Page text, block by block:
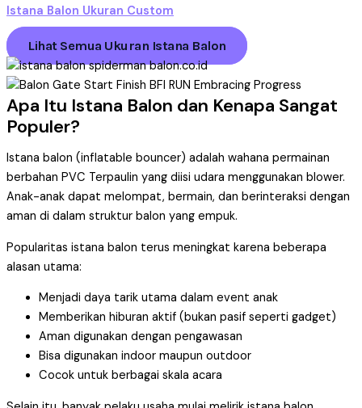
Istana Balon Ukuran Custom
Lihat Semua Ukuran Istana Balon
Apa Itu Istana Balon dan Kenapa Sangat
Populer?
Istana balon (inflatable bouncer) adalah wahana permainan
berbahan PVC Terpaulin yang diisi udara menggunakan blower.
Anak-anak dapat melompat, bermain, dan berinteraksi dengan
aman di dalam struktur balon yang empuk.
Popularitas istana balon terus meningkat karena beberapa
alasan utama:
Menjadi daya tarik utama dalam event anak
Memberikan hiburan aktif (bukan pasif seperti gadget)
Aman digunakan dengan pengawasan
Bisa digunakan indoor maupun outdoor
Cocok untuk berbagai skala acara